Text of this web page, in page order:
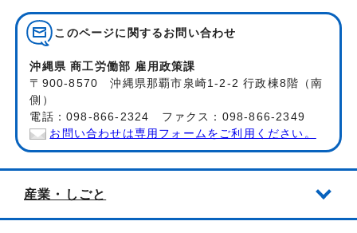
このページに関する お問い合わせ
沖縄県 商工労働部 雇用政策課
〒900-8570 沖縄県那覇市泉崎1-2-2 行政棟8階（南
側）
電話：098-866-2324 ファクス：098-866-2349
お問い合わせは専用フォームをご利用ください。
産業・しごと